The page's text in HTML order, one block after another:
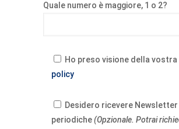
Quale numero è maggiore, 1 o 2?
Ho preso visione della vostra
policy
Desidero ricevere Newsletter
periodiche(Opzionale. Potrai